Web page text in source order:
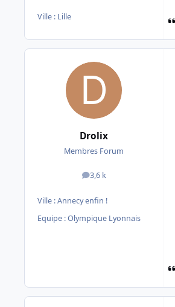
Ville : Lille
Drolix
Membres Forum
3,6 k
messages
Ville :Annecy enfin !
Equipe : Olympique Lyonnais